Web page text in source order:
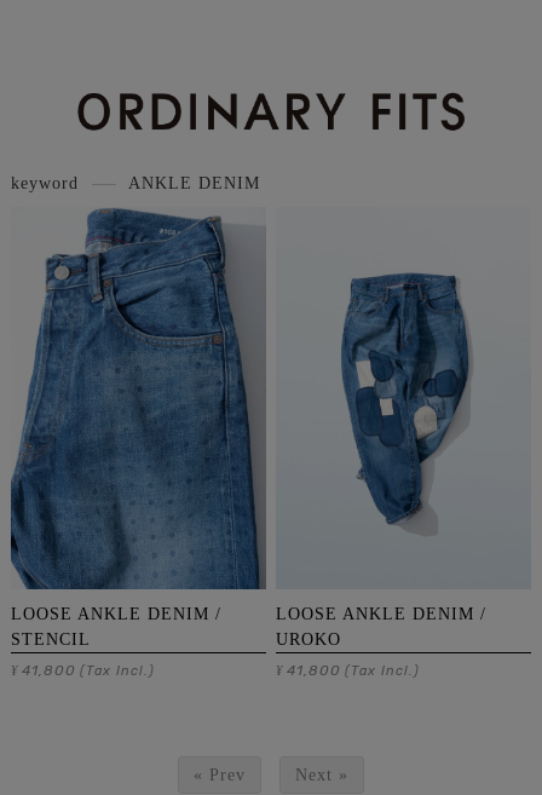
keyword ANKLE DENIM
LOOSE ANKLE DENIM /
STENCIL
¥ 41,800 (Tax Incl.)
LOOSE ANKLE DENIM /
UROKO
¥ 41,800 (Tax Incl.)
« Prev
Next »